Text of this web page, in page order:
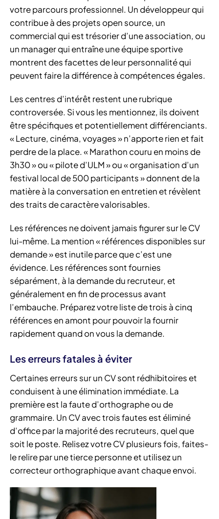
votre parcours professionnel. Un développeur qui
contribue à des projets open source, un
commercial qui est trésorier d’une association, ou
un manager qui entraîne une équipe sportive
montrent des facettes de leur personnalité qui
peuvent faire la différence à compétences égales.
Les centres d’intérêt restent une rubrique
controversée. Si vous les mentionnez, ils doivent
être spécifiques et potentiellement différenciants.
« Lecture, cinéma, voyages » n’apporte rien et fait
perdre de la place. « Marathon couru en moins de
3h30 » ou « pilote d’ULM » ou « organisation d’un
festival local de 500 participants » donnent de la
matière à la conversation en entretien et révèlent
des traits de caractère valorisables.
Les références ne doivent jamais figurer sur le CV
lui-même. La mention « références disponibles sur
demande » est inutile parce que c’est une
évidence. Les références sont fournies
séparément, à la demande du recruteur, et
généralement en fin de processus avant
l’embauche. Préparez votre liste de trois à cinq
références en amont pour pouvoir la fournir
rapidement quand on vous la demande.
Les erreurs fatales à éviter
Certaines erreurs sur un CV sont rédhibitoires et
conduisent à une élimination immédiate. La
première est la faute d’orthographe ou de
grammaire. Un CV avec trois fautes est éliminé
d’office par la majorité des recruteurs, quel que
soit le poste. Relisez votre CV plusieurs fois, faites-
le relire par une tierce personne et utilisez un
correcteur orthographique avant chaque envoi.